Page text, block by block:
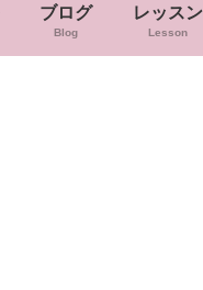
ブログ
Blog
レッスン
Lesson